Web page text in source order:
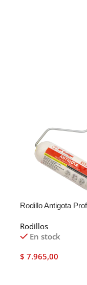
Rodillo Antigota
Rodillos
En stock
$ 7.965,00